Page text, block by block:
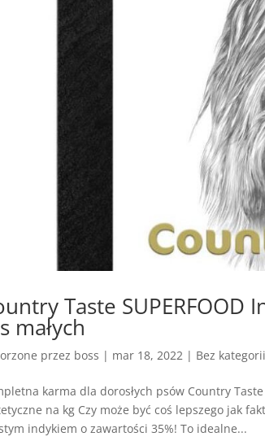
Taste
małych
przez boss | mar 18, 2022 | Bez kategorii
karma dla dorosłych psów Country
na kg Czy może być coś lepszego jak
indykiem o zawartości 35%! To idealne...